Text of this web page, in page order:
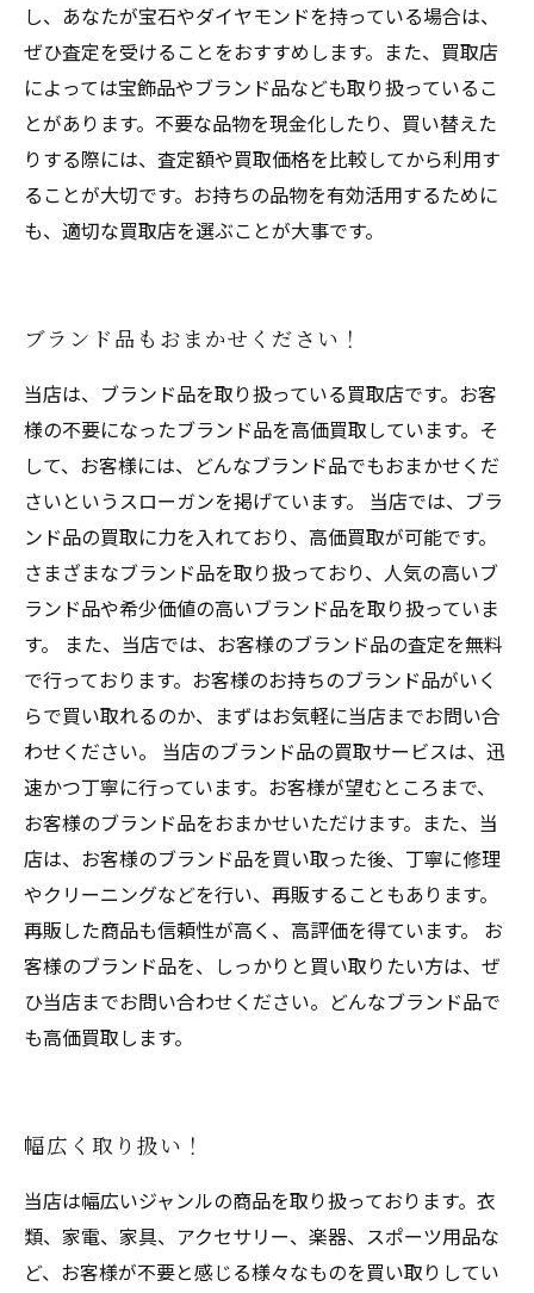
し、あなたが宝石やダイヤモンドを持っている場合は、
ぜひ査定を受けることをおすすめします。また、買取店
によっては宝飾品やブランド品なども取り扱っているこ
とがあります。不要な品物を現金化したり、買い替えた
りする際には、査定額や買取価格を比較してから利用す
ることが大切です。お持ちの品物を有効活用するために
も、適切な買取店を選ぶことが大事です。
ブランド品もおまかせください！
当店は、ブランド品を取り扱っている買取店です。お客
様の不要になったブランド品を高価買取しています。そ
して、お客様には、どんなブランド品でもおまかせくだ
さいというスローガンを掲げています。 当店では、ブラ
ンド品の買取に力を入れており、高価買取が可能です。
さまざまなブランド品を取り扱っており、人気の高いブ
ランド品や希少価値の高いブランド品を取り扱っていま
す。 また、当店では、お客様のブランド品の査定を無料
で行っております。お客様のお持ちのブランド品がいく
らで買い取れるのか、まずはお気軽に当店までお問い合
わせください。 当店のブランド品の買取サービスは、迅
速かつ丁寧に行っています。お客様が望むところまで、
お客様のブランド品をおまかせいただけます。また、当
店は、お客様のブランド品を買い取った後、丁寧に修理
やクリーニングなどを行い、再販することもあります。
再販した商品も信頼性が高く、高評価を得ています。 お
客様のブランド品を、しっかりと買い取りたい方は、ぜ
ひ当店までお問い合わせください。どんなブランド品で
も高価買取します。
幅広く取り扱い！
当店は幅広いジャンルの商品を取り扱っております。衣
類、家電、家具、アクセサリー、楽器、スポーツ用品な
ど、お客様が不要と感じる様々なものを買い取りしてい